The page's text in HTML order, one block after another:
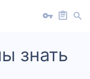
знать